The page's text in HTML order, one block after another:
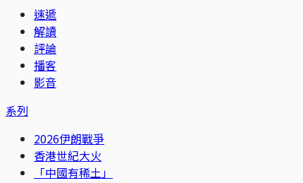
速遞
解讀
評論
播客
影音
系列
2026伊朗戰爭
香港世紀大火
「中國有稀土」